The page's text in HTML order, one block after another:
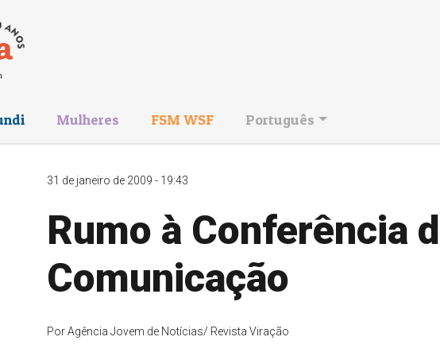
Mulheres FSM WSF Português
31 de janeiro de 2009 - 19:43
Rumo à Conferência
Comunicação
PorAgência Jovem de Notícias/ Revista Viração